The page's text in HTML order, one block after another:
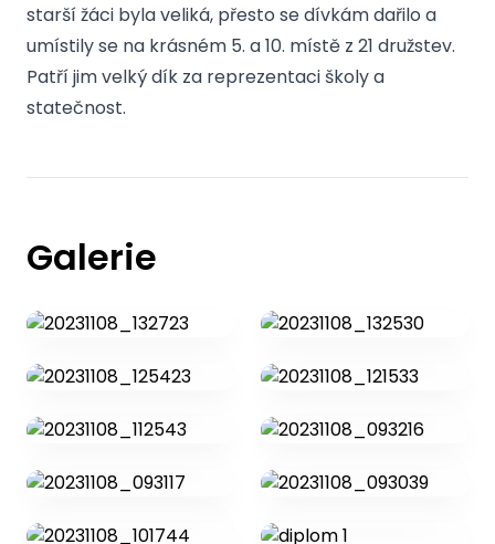
starší žáci byla veliká, přesto se dívkám dařilo a
umístily se na krásném 5. a 10. místě z 21 družstev.
Patří jim velký dík za reprezentaci školy a
statečnost.
Galerie